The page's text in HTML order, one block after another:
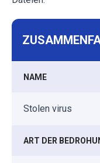
NAME
Stolen virus
ART DER